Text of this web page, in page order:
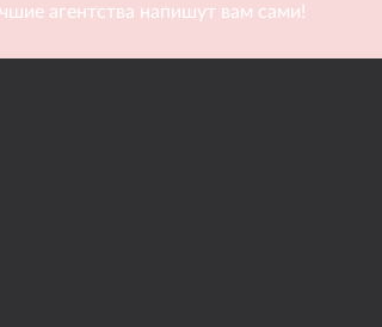
агентства напишут вам сами!